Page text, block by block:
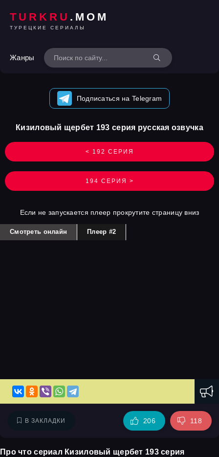
TURKRU .MOM
ТУРЕЦКИЕ СЕРИАЛЫ
Жанры
Подписаться на Telegram
< 192 СЕРИЯ
Кизиловый щербет 193 серия русская озвучка
194 СЕРИЯ >
Если не запускается плеер прокрутите страницу вниз
Смотреть онлайн Плеер #2
В ЗАКЛАДКИ 206 118
Про что сериал Кизиловый щербет 193 серия